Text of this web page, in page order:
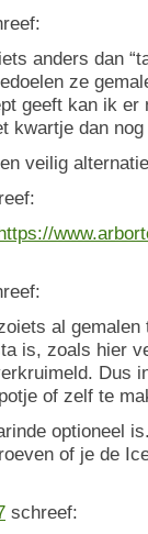
anders dan
ze
geeft kan ik er
kwartje dan
veilig
al
is, zoals hier
Dus
of zelf te
optioneel
of je de
schreef: